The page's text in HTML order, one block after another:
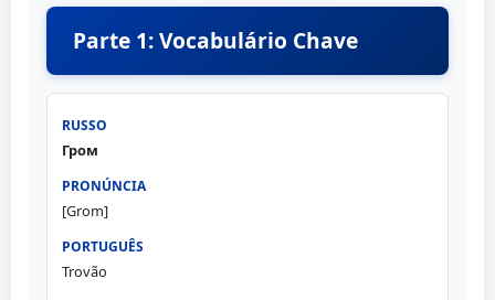
Parte 1: Vocabulário Chave
Гром
[Grom]
Trovão